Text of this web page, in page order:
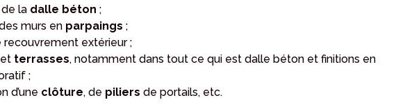
la dalle béton ;
murs en parpaings;
recouvrement extérieur ;
et terrasses, notamment dans tout ce qui est dalle béton et finitions en
;
d’une clôture, de piliersde portails, etc.